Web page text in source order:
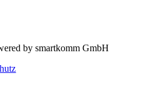
by smartkomm GmbH